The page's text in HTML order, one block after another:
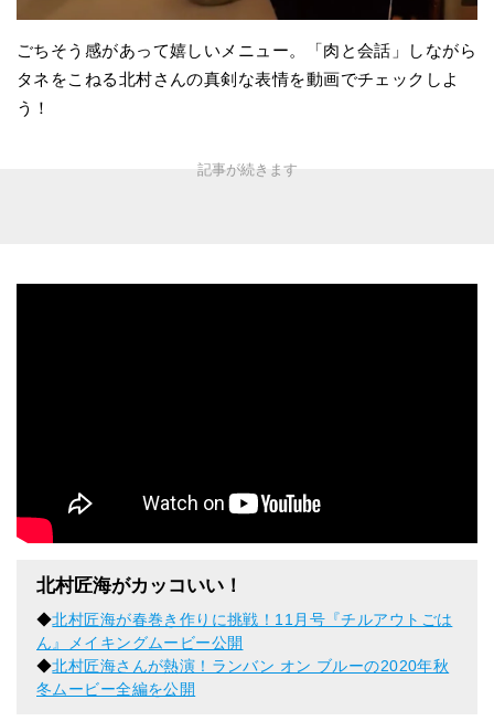
ごちそう感があって嬉しいメニュー。「肉と会話」しながら
タネをこねる北村さんの真剣な表情を動画でチェックしよ
う！
北村匠海がカッコいい！
◆北村匠海が春巻き作りに挑戦！11月号『チルアウトごは
ん』メイキングムービー公開
◆北村匠海さんが熱演！ランバン オン ブルーの2020年秋
冬ムービー全編を公開